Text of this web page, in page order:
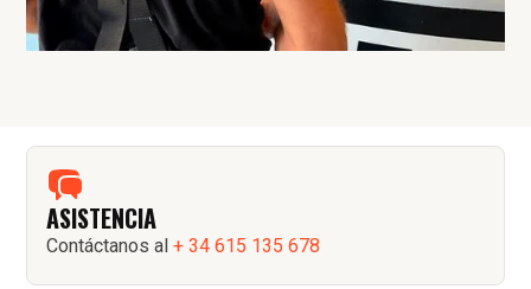
ASISTENCIA
Contáctanos al+ 34 615 135 678